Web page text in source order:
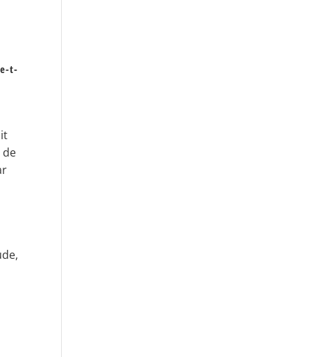
t-
de